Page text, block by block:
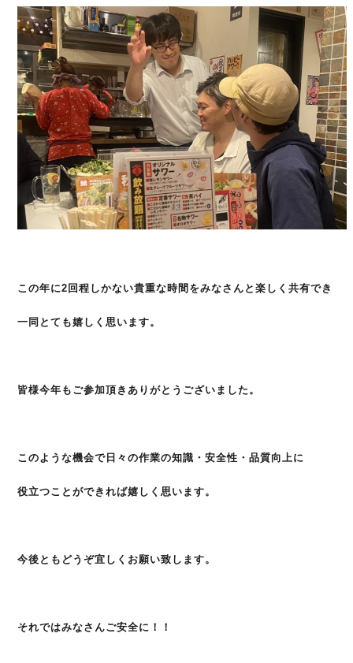
この年に2回程しかない貴重な時間をみなさんと楽しく共有でき
一同とても嬉しく思います。
皆様今年もご参加頂きありがとうございました。
このような機会で日々の作業の知識・安全性・品質向上に
役立つことができれば嬉しく思います。
今後ともどうぞ宜しくお願い致します。
それではみなさんご安全に！！